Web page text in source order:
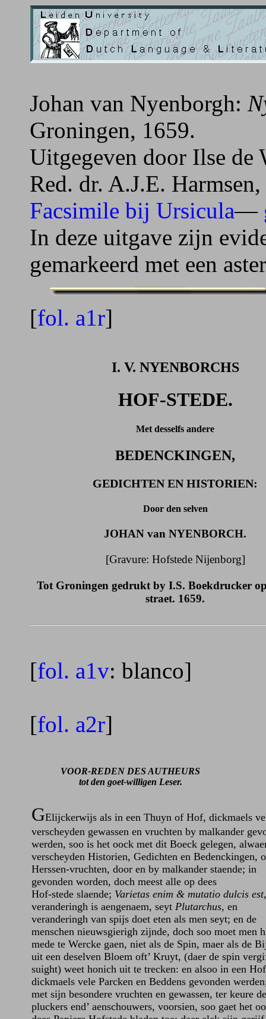
Johan van Nyenborgh:
Groningen, 1659.
Uitgegeven door Ilse de
Red. dr. A.J.E.
Facsimile bij Ursicula—
In deze uitgave zijn
gemarkeerd met een
[fol. a1r]
I. V. NYENBORCHS
HOF-STEDE.
Met desselfs andere
BEDENCKINGEN,
GEDICHTEN EN HISTORIEN:
Door den selven
JOHAN van NYENBORCH.
[Gravure: Hofstede Nijenborg]
Tot Groningen gedrukt by I.S. Boekdrucker
straet. 1659.
[fol. a1v: blanco]
[fol. a2r]
VOOR-REDEN DES AUTHEURS
tot den goet-willigen Leser.
GElijckerwijs als in een Thuyn of Hof, dickmaels
verscheyden gewassen en vruchten by malkander
werden, soo is het oock met dit Boeck gelegen,
verscheyden Historien, Gedichten en Bedenckingen,
Herssen-vruchten, door en by malkander staende; in
gevonden worden, doch meest alle op dees
Hof-stede slaende; Varietas enim & mutatio dulcis est,
veranderingh is aengenaem, seyt Plutarchus, en
veranderingh van spijs doet eten als men seyt; en de
menschen nieuwsgierigh zijnde, doch soo moet men
mede te Wercke gaen, niet als de Spin, maer als de
uit een deselven Bloem oft’ Kruyt, (daer de spin
suight) weet honich uit te trecken: en alsoo in een Hof
dickmaels vele Parcken en Beddens gevonden
met sijn besondere vruchten en gewassen, ter keure
pluckers end’ aenschouwers, voorsien, soo gaet het